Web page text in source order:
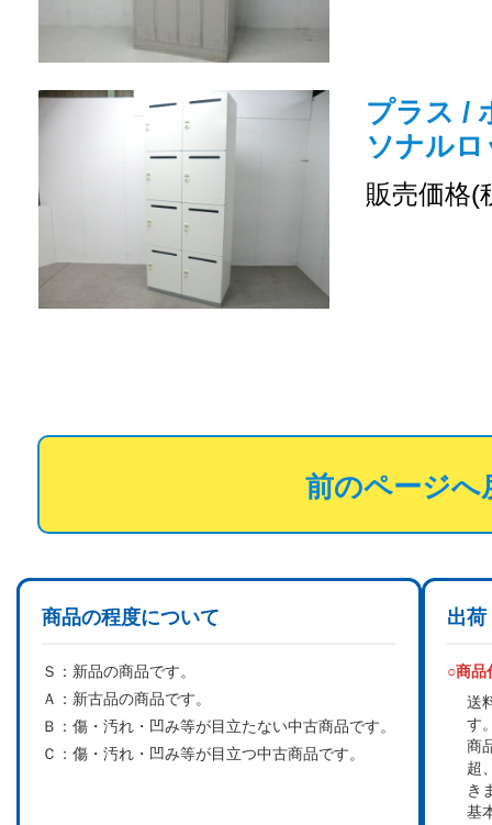
プラス /
ソナル
販売価格(
前のページへ
商品の程度について
Ｓ： 新品の商品です。
Ａ： 新古品の商品です。
Ｂ： 傷・汚れ・凹み等が目立たない中古商品です。
Ｃ： 傷・汚れ・凹み等が目立つ中古商品です。
出荷
○商品
送
す
商
超
き
基